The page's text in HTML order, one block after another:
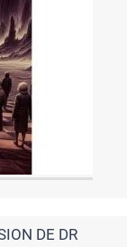
DE DR